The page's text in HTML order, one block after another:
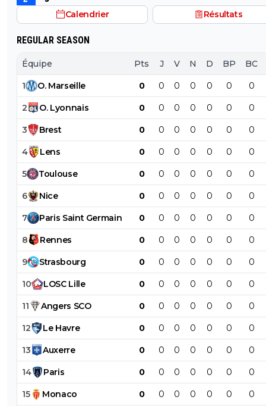
Calendrier Résultats
REGULAR SEASON
Équipe Pts J V N D BP BC
1 O. Marseille 0 0 0 0 0 0 0
2 O. Lyonnais 0 0 0 0 0 0 0
3 Brest 0 0 0 0 0 0 0
4 Lens 0 0 0 0 0 0 0
5 Toulouse 0 0 0 0 0 0 0
6 Nice 0 0 0 0 0 0 0
7 Paris Saint Germain 0 0 0 0 0 0 0
8 Rennes 0 0 0 0 0 0 0
9 Strasbourg 0 0 0 0 0 0 0
10 LOSC Lille 0 0 0 0 0 0 0
11 Angers SCO 0 0 0 0 0 0 0
12 Le Havre 0 0 0 0 0 0 0
13 Auxerre 0 0 0 0 0 0 0
14 Paris 0 0 0 0 0 0 0
15 Monaco 0 0 0 0 0 0 0